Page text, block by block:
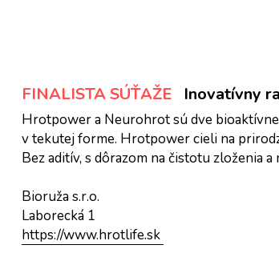
FINALISTA SÚŤAŽE Inovatívny
Hrotpower a Neurohrot sú dve
v tekutej forme. Hrotpower cieli na
Bez aditív, s dôrazom na čistotu zloženia
Bioruža s.r.o.
Laborecká 1
https://www.hrotlife.sk